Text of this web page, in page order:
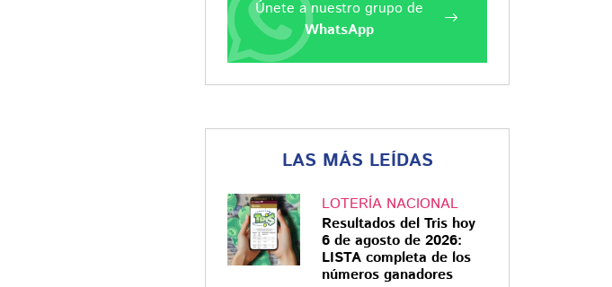
Únete a nuestro grupo de
WhatsApp
LAS MÁS LEÍDAS
LOTERÍA NACIONAL
Resultados del Tris hoy
6 de agosto de 2026:
LISTA completa de los
números ganadores